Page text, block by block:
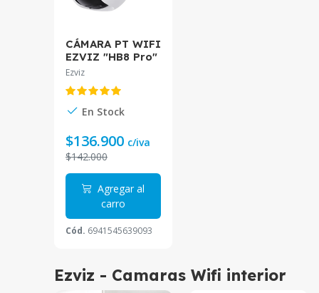
CÁMARA PT WIFI
EZVIZ "HB8 Pro"
4K BATERÍA CS-
Ezviz
En Stock
$136.900 c/iva
$142.000
Agregar al
carro
Cód. 6941545639093
Ezviz - Camaras Wifi interior